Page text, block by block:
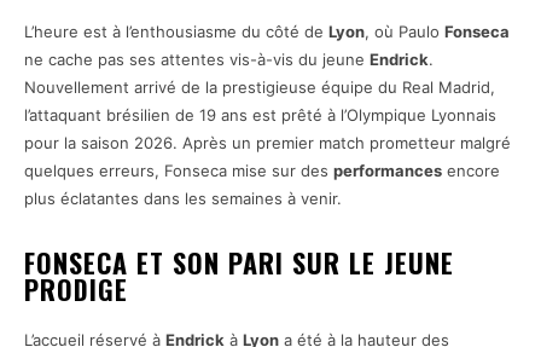
L’heure est à l’enthousiasme du côté de Lyon, où Paulo Fonseca
ne cache pas ses attentes vis-à-vis du jeune Endrick.
Nouvellement arrivé de la prestigieuse équipe du Real Madrid,
l’attaquant brésilien de 19 ans est prêté à l’Olympique Lyonnais
pour la saison 2026. Après un premier match prometteur malgré
quelques erreurs, Fonseca mise sur des performances encore
plus éclatantes dans les semaines à venir.
FONSECA ET SON PARI SUR LE JEUNE
PRODIGE
L’accueil réservé à Endrick à Lyon a été à la hauteur des